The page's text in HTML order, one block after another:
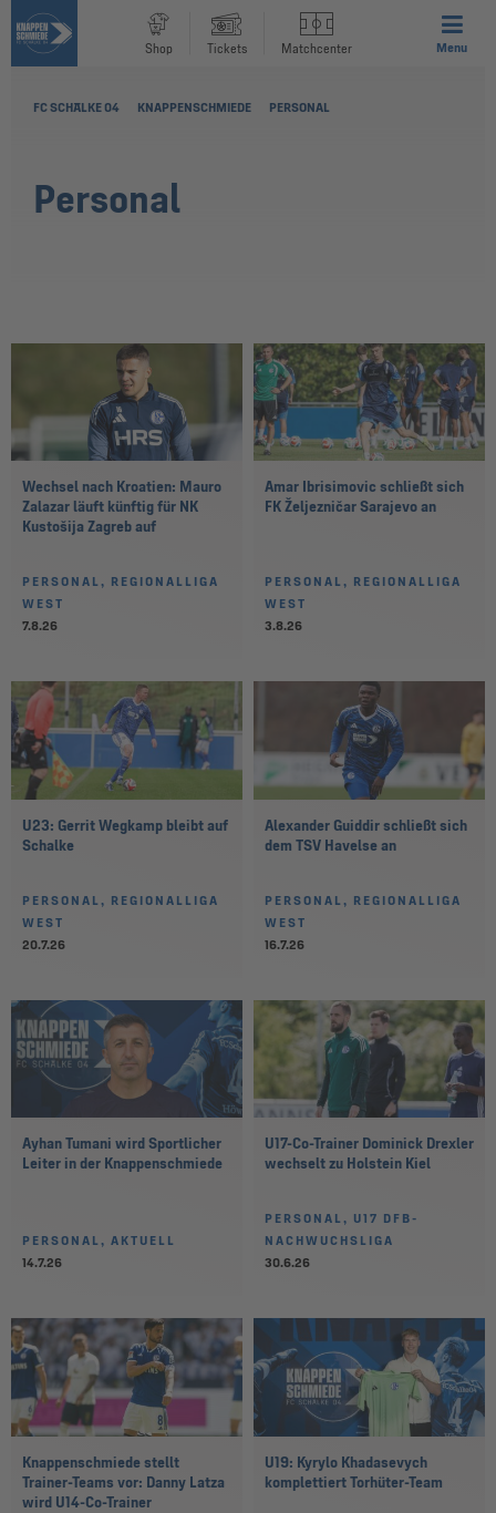
Shop Tickets Matchcenter Menu
FC SCHALKE 04 KNAPPENSCHMIEDE PERSONAL
Personal
Wechsel nach Kroatien: Mauro
Zalazar läuft künftig für NK
Kustošija Zagreb auf
PERSONAL, REGIONALLIGA
WEST
7.8.26
Amar Ibrisimovic schließt sich
FK Željezničar Sarajevo an
PERSONAL, REGIONALLIGA
WEST
3.8.26
U23: Gerrit Wegkamp bleibt auf
Schalke
PERSONAL, REGIONALLIGA
WEST
20.7.26
Alexander Guiddir schließt sich
dem TSV Havelse an
PERSONAL, REGIONALLIGA
WEST
16.7.26
Ayhan Tumani wird Sportlicher
Leiter in der Knappenschmiede
PERSONAL, AKTUELL
14.7.26
U17-Co-Trainer Dominick Drexler
wechselt zu Holstein Kiel
PERSONAL, U17 DFB-
NACHWUCHSLIGA
30.6.26
Knappenschmiede stellt
Trainer-Teams vor: Danny Latza
wird U14-Co-Trainer
U19: Kyrylo Khadasevych
komplettiert Torhüter-Team